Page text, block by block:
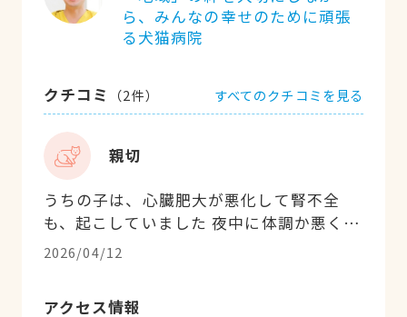
ら、みんなの幸せのために頑張
る犬猫病院
クチコミ （2件） すべてのクチコミを見る
親切
うちの子は、心臓肥大が悪化して腎不全
も、起こしていました 夜中に体調か悪くな
りっても、先生は、一生懸命に、私達家族
の話しを聞いてくださり、頑張っている猫
2026/04/12
アクセス情報